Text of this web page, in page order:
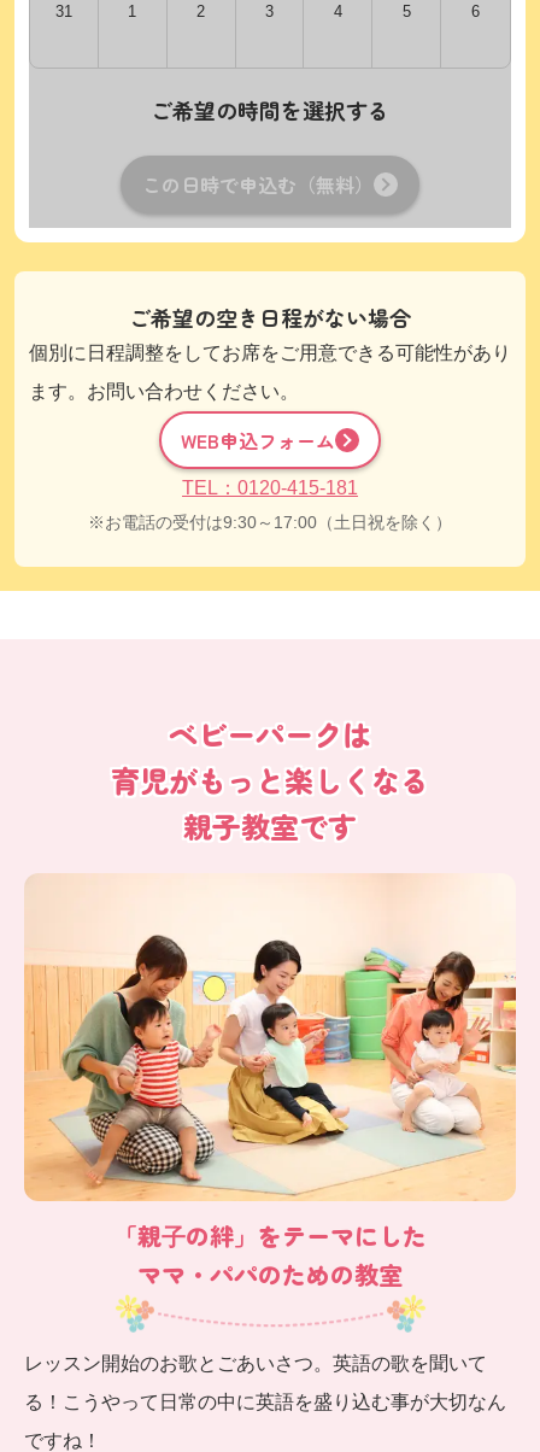
31 1 2 3 4 5 6
ご希望の時間を選択する
この日時で申込む（無料）
ご希望の空き日程がない場合
個別に日程調整をしてお席をご用意できる可能性があり
ます。お問い合わせください。
WEB申込フォーム
TEL：0120-415-181
お電話の受付は9:30～17:00（土日祝を除く）
ベビーパークは
育児がもっと楽しくなる
親子教室です
「親⼦の絆」をテーマにした
ママ・パパのための教室
レッスン開始のお歌とごあいさつ。英語の歌を聞いて
る！こうやって日常の中に英語を盛り込む事が大切なん
ですね！